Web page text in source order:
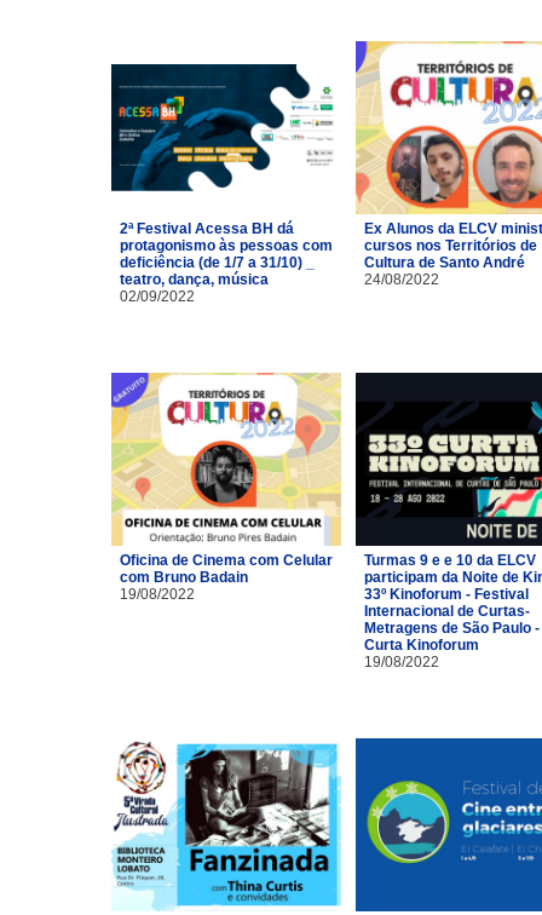
2ª Festival Acessa BH dá
protagonismo às pessoas com
deficiência (de 1/7 a 31/10) _
teatro, dança, música
02/09/2022
Ex Alunos da ELCV
cursos nos Territórios de
Cultura de Santo André
24/08/2022
Oficina de Cinema com Celular
com Bruno Badain
19/08/2022
Turmas 9 e e 10 da ELCV
participam da Noite de
33º Kinoforum - Festival
Internacional de Curtas-
Metragens de São Paulo -
Curta Kinoforum
19/08/2022